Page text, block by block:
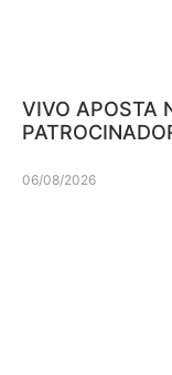
VIVO APOSTA
06/08/2026